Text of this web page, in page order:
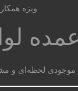
ویژه
لحظه‌ای و